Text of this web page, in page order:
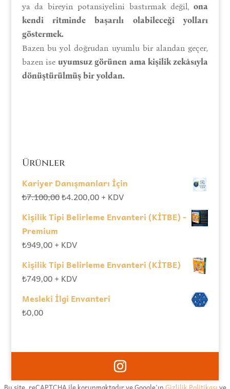
ya da bireyin potansiyelini bastırmak değil,ona
kendi ritminde başarılı olabileceği yolları
göstermek.
Bazen bu yol doğrudan uyumlu bir alandan geçer,
bazen iseuyumsuz görünen ama kişilik zekâsıyla
dönüştürülmüş bir yoldan.
Ürünler
Kariyer Danışmanları İçin
₺7.100,00Orijinal
₺7.100,00.
₺4.200,00Şu
fiyat:
+ KDV
Kişilik Tipi Belirleme Envanteri (KİTBE) -
Premium
₺949,00 + KDV
Kişilik Tipi Belirleme Envanteri (KİTBE)
₺749,00 + KDV
Mesleki İlgi Envanteri
₺0,00